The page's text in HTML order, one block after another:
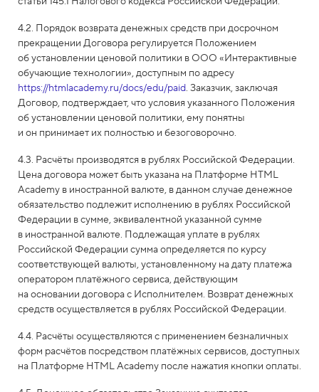
4.2. Порядок возврата денежных средств при досрочном
прекращении Договора регулируется Положением
об установлении ценовой политики в ООО «Интерактивные
обучающие технологии», доступным по адресу
https://htmlacademy.ru/docs/edu/paid. Заказчик, заключая
Договор, подтверждает, что условия указанного Положения
об установлении ценовой политики, ему понятны
и он принимает их полностью и безоговорочно.
4.3. Расчёты производятся в рублях Российской Федерации.
Цена договора может быть указана на Платформе HTML
Academy в иностранной валюте, в данном случае денежное
обязательство подлежит исполнению в рублях Российской
Федерации в сумме, эквивалентной указанной сумме
в иностранной валюте. Подлежащая уплате в рублях
Российской Федерации сумма определяется по курсу
соответствующей валюты, установленному на дату платежа
оператором платёжного сервиса, действующим
на основании договора с Исполнителем. Возврат денежных
средств осуществляется в рублях Российской Федерации.
4.4. Расчёты осуществляются с применением безналичных
форм расчётов посредством платёжных сервисов, доступных
на Платформе HTML Academy после нажатия кнопки оплаты.